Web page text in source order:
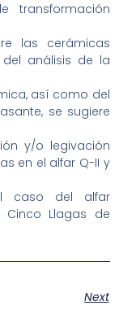
transformación
las cerámicas
análisis de la
así como del
se sugiere
y/o legivación
en el alfar Q-II y
caso del alfar
Llagas de
Next